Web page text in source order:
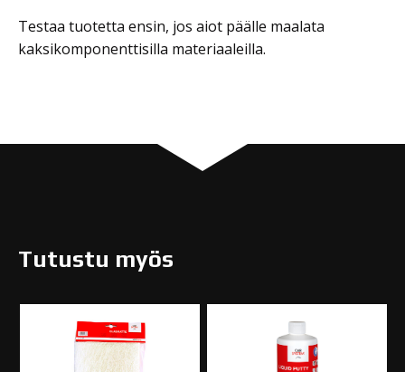
Testaa tuotetta ensin, jos aiot päälle maalata
kaksikomponenttisilla materiaaleilla.
Tutustu myös